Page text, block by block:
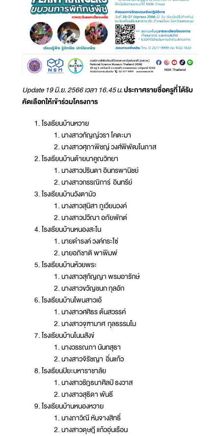
Update 19 มิ.ย. 2566 เวลา 16.45 น.ประกาศรายชื่อครูที่ได้รับ
คัดเลือกให้เข้าร่วมโครงการ
โรงเรียนบ้านหวาย
นางสาวกัญญ์วรา โคตะมา
นางสาวศุภาพิชญ์ วงศ์พิพัฒโนภาส
โรงเรียนบ้านต้ายนาคูณวิทยา
นางสาวปรินดา อินทรพานิชย์
นางสาวกรรณิการ์ อินทรีย์
โรงเรียนบ้านวังตามัว
นางสาวสุนิสา ภูเวียนวงค์
นางสาวปวีณา อภัยพักต์
โรงเรียนบ้านหนองสะโน
นายดำรงค์ วงค์กระโซ่
นายอภิชาติ พาพิมพ์
โรงเรียนบ้านห้วยพระ
นางสาวสุกัญญา พรมอารักษ์
นางสาวขวัญชนก กุลอัก
โรงเรียนบ้านโพนสาวเอ้
นางสาวศศิธร ต้นสวรรค์
นางสาวจุฑามาศ กุลธรรมโม
โรงเรียนบ้านโนนสังข์
นางวรรณภา นันทสุธา
นางสาวจิรัชญา อิ่นแก้ว
โรงเรียนปิยะมหาราชาลัย
นางสาวชัฎธนาศิลป์ ธงวาส
นางสาวสุธิดา พันธี
โรงเรียนบ้านหนองหวาย
นางภาวิณี หันจางสิทธิ์
นางสาวดุษฎี แก้วอุ่นเรือน